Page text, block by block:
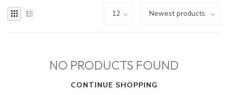
NO PRODUCTS FOUND
CONTINUE SHOPPING